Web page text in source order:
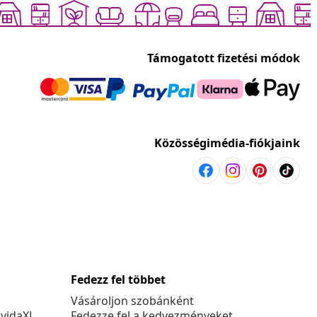
Támogatott fizetési módok
Közösségimédia-fiókjaink
Fedezz fel többet
Vásároljon szobánként